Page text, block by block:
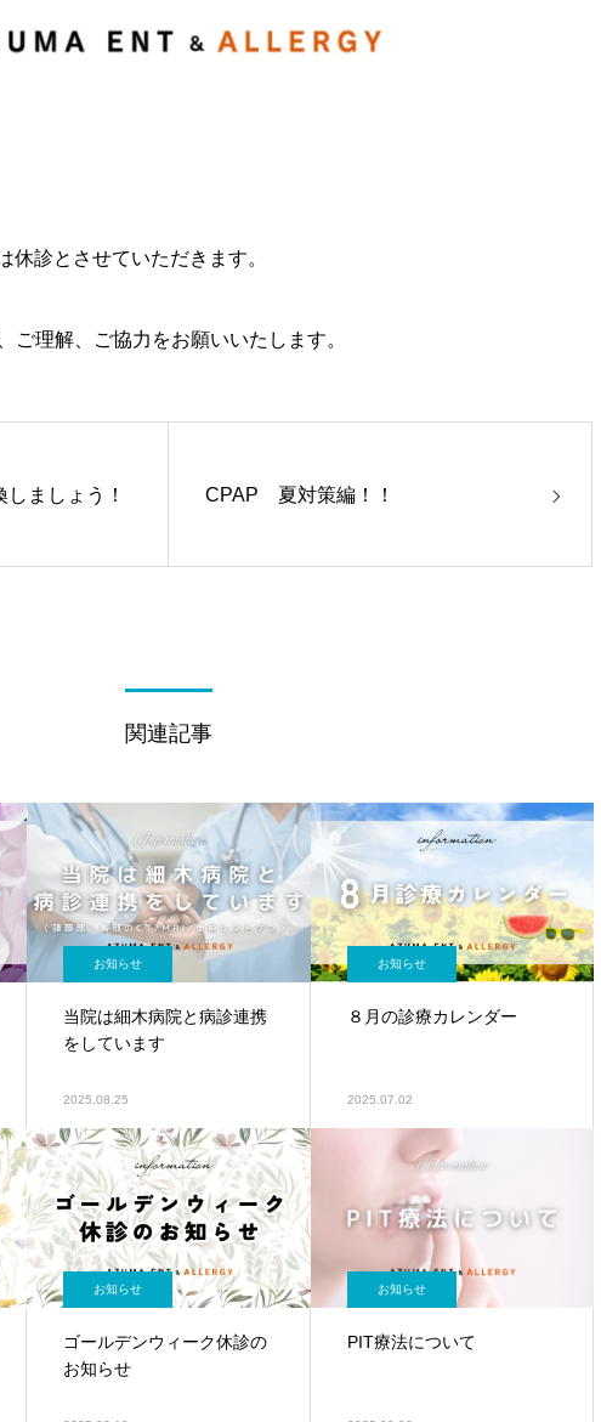
休診とさせていただきます。
ご理解、ご協力をお願いいたします。
ましょう！ CPAP 夏対策編！！
関連記事
お知らせ
当院は細木病院と病診連携
をしています
2025.08.25
お知らせ
８月の診療カレンダー
2025.07.02
お知らせ
ゴールデンウィーク休診の
お知らせ
お知らせ
PIT療法について